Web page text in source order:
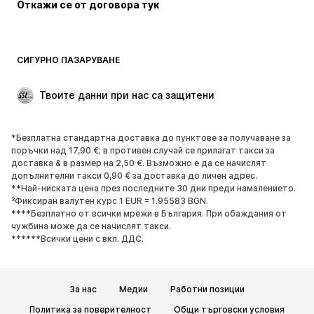
Откажи се от договора тук
СИГУРНО ПАЗАРУВАНЕ
Твоите данни при нас са защитени
*Безплатна стандартна доставка до пунктове за получаване за
поръчки над 17,90 €; в противен случай се прилагат такси за
доставка & в размер на 2,50 €. Възможно е да се начислят
допълнителни такси 0,90 € за доставка до личен адрес.
**Най-ниската цена през последните 30 дни преди намалението.
³Фиксиран валутен курс 1 EUR = 1.95583 BGN.
****Безплатно от всички мрежи в България. При обаждания от
чужбина може да се начислят такси.
******Всички цени с вкл. ДДС.
За нас Медии
Работни позиции
Политика за поверителност
Общи търговски условия